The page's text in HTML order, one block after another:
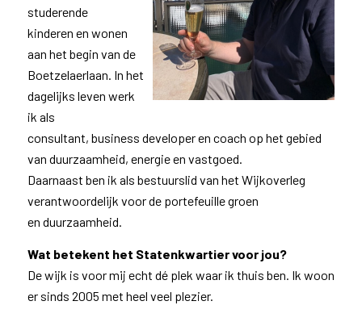
studerende
kinderen en wonen
aan het begin van de
Boetzelaerlaan. In het
dagelijks leven werk
ik als
consultant, business developer en coach op het gebied
van duurzaamheid, energie en vastgoed.
Daarnaast ben ik als bestuurslid van het Wijkoverleg
verantwoordelijk voor de portefeuille groen
en duurzaamheid.
Wat betekent het Statenkwartier voor jou?
De wijk is voor mij echt dé plek waar ik thuis ben. Ik woon
er sinds 2005 met heel veel plezier.